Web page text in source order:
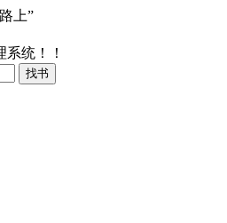
上”
统！！